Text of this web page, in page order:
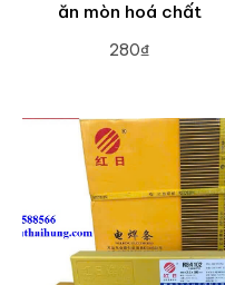
ăn mòn hoá chất
280₫